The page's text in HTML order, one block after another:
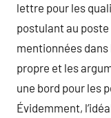
lettre pour les
postulant au
mentionnées
propre et les
une bord pour les
Évidemment,